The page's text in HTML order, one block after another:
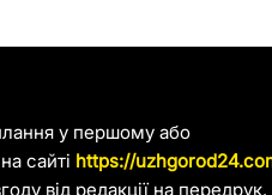
у першому або
сайті https://
від редакції на передрук.